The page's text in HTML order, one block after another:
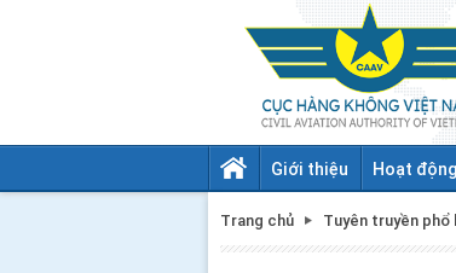
Giới thiệu Hoạt
Trang chủ Tuyên truyền phổ